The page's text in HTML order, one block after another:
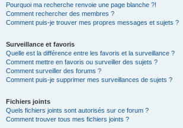
Pourquoi ma recherche renvoie une page blanche ?!
Comment rechercher des membres ?
Comment puis-je trouver mes propres messages et sujets ?
Surveillance et favoris
Quelle est la différence entre les favoris et la surveillance ?
Comment mettre en favoris ou surveiller des sujets ?
Comment surveiller des forums ?
Comment puis-je supprimer mes surveillances de sujets ?
Fichiers joints
Quels fichiers joints sont autorisés sur ce forum ?
Comment trouver tous mes fichiers joints ?